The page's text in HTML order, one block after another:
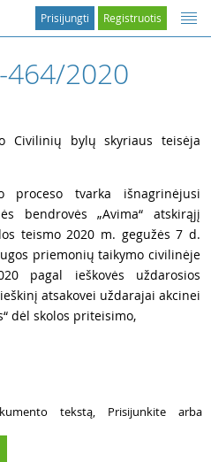
Registruotis
Prisijungti
464/2020
Civilinių bylų skyriaus teisėja
proceso tvarka išnagrinėjusi
bendrovės „Avima“ atskirąjį
teismo 2020 m. gegužės 7 d.
priemonių taikymo civilinėje
pagal ieškovės uždarosios
atsakovei uždarajai akcinei
dėl skolos priteisimo,
tekstą, Prisijunkite arba